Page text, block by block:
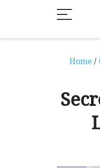
Home /